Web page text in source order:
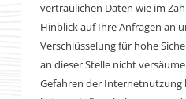
vertraulichen Daten wie im
Hinblick auf Ihre Anfragen an
Verschlüsselung für hohe
an dieser Stelle nicht
Gefahren der Internetnutzung